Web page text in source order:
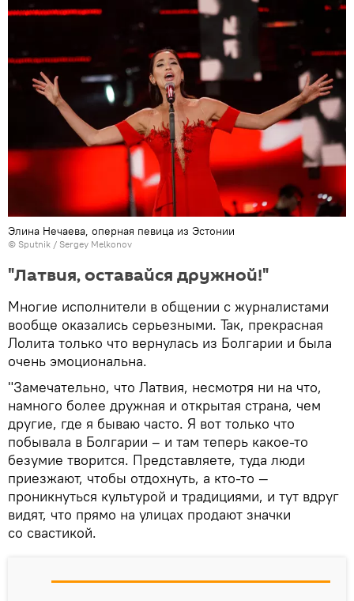
Элина Нечаева, оперная певица из Эстонии
© Sputnik / Sergey Melkonov
"Латвия, оставайся дружной!"
Многие исполнители в общении с журналистами
вообще оказались серьезными. Так, прекрасная
Лолита только что вернулась из Болгарии и была
очень эмоциональна.
"Замечательно, что Латвия, несмотря ни на что,
намного более дружная и открытая страна, чем
другие, где я бываю часто. Я вот только что
побывала в Болгарии – и там теперь какое-то
безумие творится. Представляете, туда люди
приезжают, чтобы отдохнуть, а кто-то —
проникнуться культурой и традициями, и тут вдруг
видят, что прямо на улицах продают значки
со свастикой.